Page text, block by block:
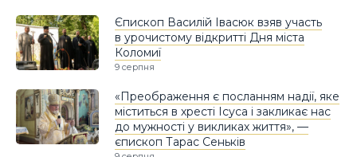
Єпископ Василій Івасюк взяв участь
в урочистому відкритті Дня міста
Коломиї
9 серпня
«Преображення є посланням надії, яке
міститься в хресті Ісуса і закликає нас
до мужності у викликах життя», —
єпископ Тарас Сеньків